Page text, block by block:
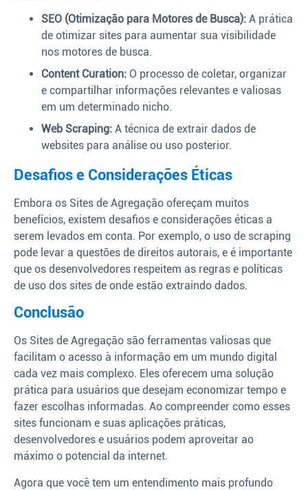
SEO (Otimização para Motores de Busca): A prática
de otimizar sites para aumentar sua visibilidade
nos motores de busca.
Content Curation: O processo de coletar, organizar
e compartilhar informações relevantes e valiosas
em um determinado nicho.
Web Scraping: A técnica de extrair dados de
websites para análise ou uso posterior.
Desafios e Considerações Éticas
Embora os Sites de Agregação ofereçam muitos
benefícios, existem desafios e considerações éticas a
serem levados em conta. Por exemplo, o uso de scraping
pode levar a questões de direitos autorais, e é importante
que os desenvolvedores respeitem as regras e políticas
de uso dos sites de onde estão extraindo dados.
Conclusão
Os Sites de Agregação são ferramentas valiosas que
facilitam o acesso à informação em um mundo digital
cada vez mais complexo. Eles oferecem uma solução
prática para usuários que desejam economizar tempo e
fazer escolhas informadas. Ao compreender como esses
sites funcionam e suas aplicações práticas,
desenvolvedores e usuários podem aproveitar ao
máximo o potencial da internet.
Agora que você tem um entendimento mais profundo